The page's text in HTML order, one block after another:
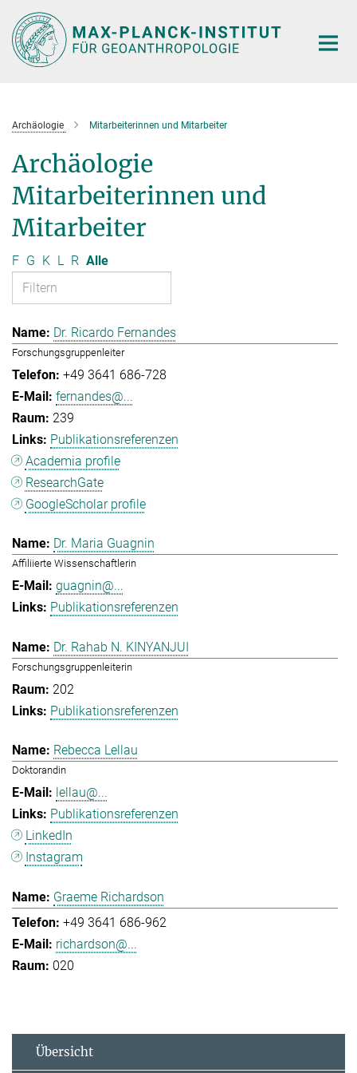
Hauptinhalt
Archäologie Mitarbeiterinnen und Mitarbeiter
Archäologie
Mitarbeiterinnen und
Mitarbeiter
F G K L R Alle
Dr. Ricardo Fernandes
Forschungsgruppenleiter
+49 3641 686-728
fernandes@...
239
Publikationsreferenzen
Academia profile
ResearchGate
GoogleScholar profile
Dr. Maria Guagnin
Affiliierte Wissenschaftlerin
guagnin@...
Publikationsreferenzen
Dr. Rahab N. KINYANJUI
Forschungsgruppenleiterin
202
Publikationsreferenzen
Rebecca Lellau
Doktorandin
lellau@...
Publikationsreferenzen
LinkedIn
Instagram
Graeme Richardson
+49 3641 686-962
richardson@...
020
Übersicht